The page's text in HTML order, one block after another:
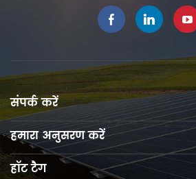
संपर्क करें
हमारा अनुसरण करें
हॉट टैग